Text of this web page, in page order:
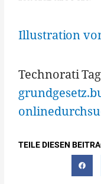
Illustration
Technorati
TEILE DIESEN